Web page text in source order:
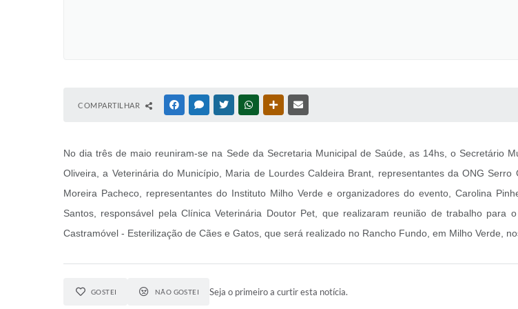
COMPARTILHAR FACEBOOKMESSENGER
TWITTERWHATSAPPOUTRAS MÍDIAS
No dia três de maio reuniram-se na Sede da Secretaria Municipal de Saúde, as 14hs, o Secretário
Oliveira, a Veterinária do Município, Maria de Lourdes Caldeira Brant, representantes da ONG
Moreira Pacheco, representantes do Instituto Milho Verde e organizadores do evento, Carolina
Santos, responsável pela Clínica Veterinária Doutor Pet, que realizaram reunião de trabalho
Castramóvel - Esterilização de Cães e Gatos, que será realizado no Rancho Fundo, em Milho Verde,
GOSTEI NÃO GOSTEI Seja o primeiro a curtir esta notícia.